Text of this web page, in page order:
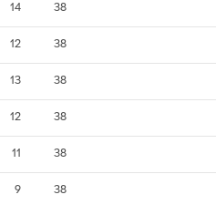
38
14
38
12
38
13
38
12
38
11
38
9